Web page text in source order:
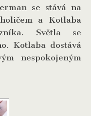
se stává na
a Kotlaba
Světla se
Kotlaba dostává
nespokojeným